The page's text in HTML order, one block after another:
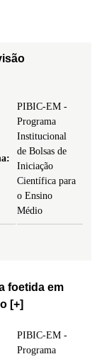
PIBIC-EM -
Programa
Institucional
de Bolsas de
Iniciação
Científica para
o Ensino
Médio
foetida em
[+]
PIBIC-EM -
Programa